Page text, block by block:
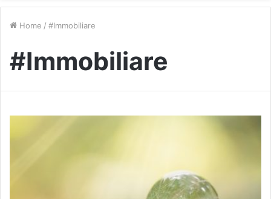
Home / #Immobiliare
#Immobiliare